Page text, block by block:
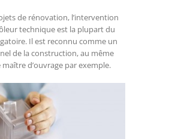
de rénovation, l’intervention
technique est la plupart du
Il est reconnu comme un
de la construction, au même
d’ouvrage par exemple.